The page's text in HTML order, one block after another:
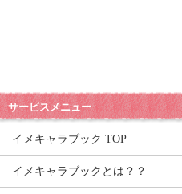
サービスメニュー
イメキャラブック TOP
イメキャラブックとは？？